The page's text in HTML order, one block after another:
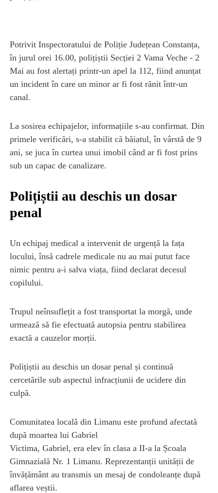
Potrivit Inspectoratului de Poliție Județean Constanța,
în jurul orei 16.00, polițiștii Secției 2 Vama Veche - 2
Mai au fost alertați printr-un apel la 112, fiind anunțat
un incident în care un minor ar fi fost rănit într-un
canal.
La sosirea echipajelor, informațiile s-au confirmat. Din
primele verificări, s-a stabilit că băiatul, în vârstă de 9
ani, se juca în curtea unui imobil când ar fi fost prins
sub un capac de canalizare.
Polițiștii au deschis un dosar
penal
Un echipaj medical a intervenit de urgență la fața
locului, însă cadrele medicale nu au mai putut face
nimic pentru a-i salva viața, fiind declarat decesul
copilului.
Trupul neînsuflețit a fost transportat la morgă, unde
urmează să fie efectuată autopsia pentru stabilirea
exactă a cauzelor morții.
Polițiștii au deschis un dosar penal și continuă
cercetările sub aspectul infracțiunii de ucidere din
culpă.
Comunitatea locală din Limanu este profund afectată
după moartea lui Gabriel
Victima, Gabriel, era elev în clasa a II-a la Școala
Gimnazială Nr. 1 Limanu. Reprezentanții unității de
învățământ au transmis un mesaj de condoleanțe după
aflarea veștii.